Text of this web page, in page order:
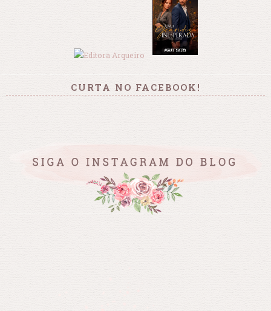
CURTA NO FACEBOOK!